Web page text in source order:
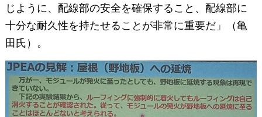
じように、配線部の安全を確保すること、配線部に
十分な耐久性を持たせることが非常に重要だ」（亀
田氏）。